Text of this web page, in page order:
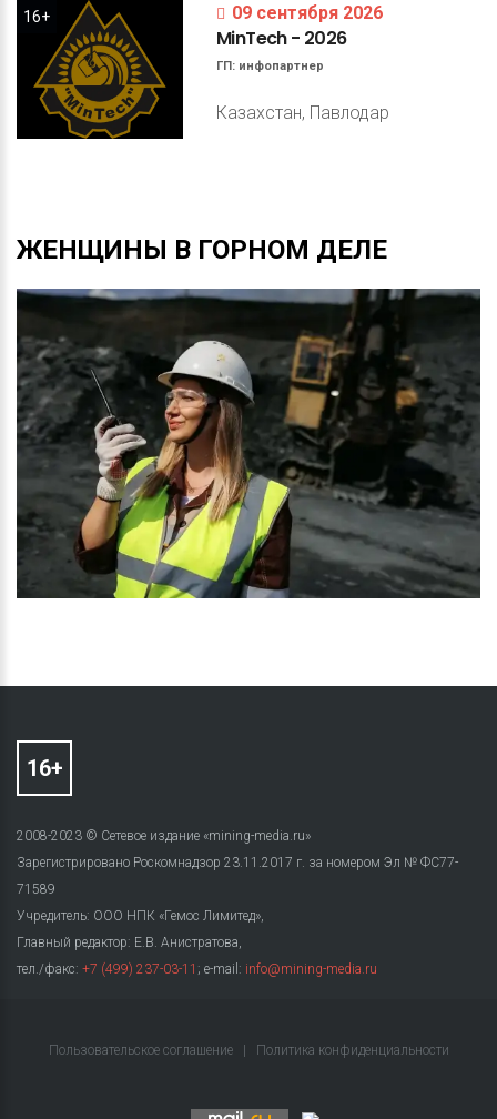
16+ 09 сентября 2026
MinTech- 2026
ГП: инфопартнер
Казахстан, Павлодар
ЖЕНЩИНЫ В ГОРНОМ ДЕЛЕ
2008-2023 © Сетевое издание «mining-media.ru»
Зарегистрировано Роскомнадзор 23.11.2017 г. за номером Эл № ФС77-
71589
Учредитель: ООО НПК «Гемос Лимитед»,
Главный редактор: Е.В. Анистратова,
тел./факс: +7 (499) 237-03-11 ; e-mail: info@mining-media.ru
Пользовательское соглашение Политика конфиденциальности